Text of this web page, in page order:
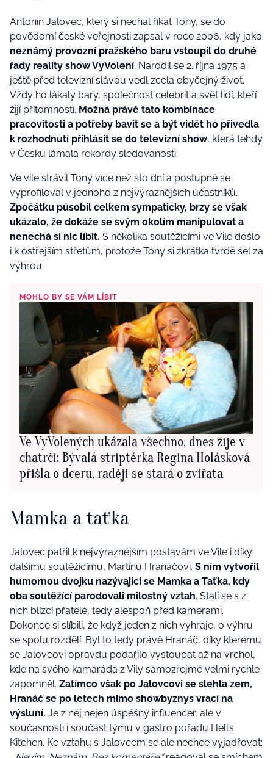
Antonín Jalovec, který si nechal říkat Tony, se do
povědomí české veřejnosti zapsal v roce 2006, kdy jako
neznámý provozní pražského baru vstoupil do druhé
řady reality show VyVolení. Narodil se 2. října 1975 a
ještě před televizní slávou vedl zcela obyčejný život.
Vždy ho lákaly bary, společnost celebrit a svět lidí, kteří
žijí přítomností. Možná právě tato kombinace
pracovitosti a potřeby bavit se a být vidět ho přivedla
k rozhodnutí přihlásit se do televizní show, která tehdy
v Česku lámala rekordy sledovanosti.
Ve vile strávil Tony více než sto dní a postupně se
vyprofiloval v jednoho z nejvýraznějších účastníků.
Zpočátku působil celkem sympaticky, brzy se však
ukázalo, že dokáže se svým okolím manipulovat a
nenechá si nic líbit. S několika soutěžícími ve Vile došlo
i k ostřejším střetům, protože Tony si zkrátka tvrdě šel za
výhrou.
MOHLO BY SE VÁM LÍBIT
Ve VyVolených ukázala všechno, dnes žije v
chatrči: Bývalá striptérka Regina Holásková
přišla o dceru, raději se stará o zvířata
Mamka a taťka
Jalovec patřil k nejvýraznějším postavám ve Vile i díky
dalšímu soutěžícímu, Martinu Hranáčovi. S ním vytvořil
humornou dvojku nazývající se Mamka a Taťka, kdy
oba soutěžící parodovali milostný vztah. Stali se s z
nich blízcí přátelé, tedy alespoň před kamerami.
Dokonce si slíbili, že když jeden z nich vyhraje, o výhru
se spolu rozdělí. Byl to tedy právě Hranáč, díky kterému
se Jalovcovi opravdu podařilo vystoupat až na vrchol,
kde na svého kamaráda z Vily samozřejmě velmi rychle
zapomněl. Zatímco však po Jalovcovi se slehla zem,
Hranáč se po letech mimo showbyznys vrací na
výsluní. Je z něj nejen úspěšný influencer, ale v
současnosti i součást týmu v gastro pořadu Hell’s
Kitchen. Ke vztahu s Jalovcem se ale nechce vyjadřovat: